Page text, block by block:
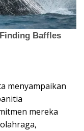
menyampaikan
mereka